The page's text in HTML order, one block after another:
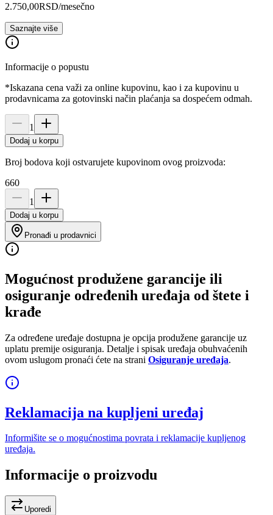
2.750,00RSD/mesečno
Saznajte više
Informacije o popustu
*Iskazana cena važi za online kupovinu, kao i za kupovinu u
prodavnicama za gotovinski način plaćanja sa dospećem odmah.
1
Dodaj u korpu
Broj bodova koji ostvarujete kupovinom ovog proizvoda:
660
1
Dodaj u korpu
Pronađi u prodavnici
Mogućnost produžene garancije ili
osiguranje određenih uređaja od štete i
krađe
Za određene uređaje dostupna je opcija produžene garancije uz
uplatu premije osiguranja. Detalje i spisak uređaja obuhvaćenih
ovom uslugom pronaći ćete na strani Osiguranje uređaja.
Reklamacija na kupljeni uređaj
Informišite se o mogućnostima povrata i reklamacije kupljenog
uređaja.
Informacije o proizvodu
Uporedi